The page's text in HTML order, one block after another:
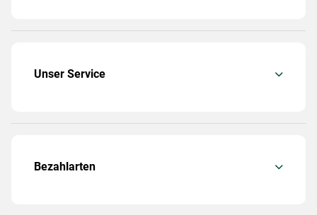
Unser Service
Bezahlarten